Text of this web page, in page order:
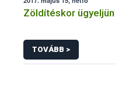
Zöldítéskor
TOVÁBB >